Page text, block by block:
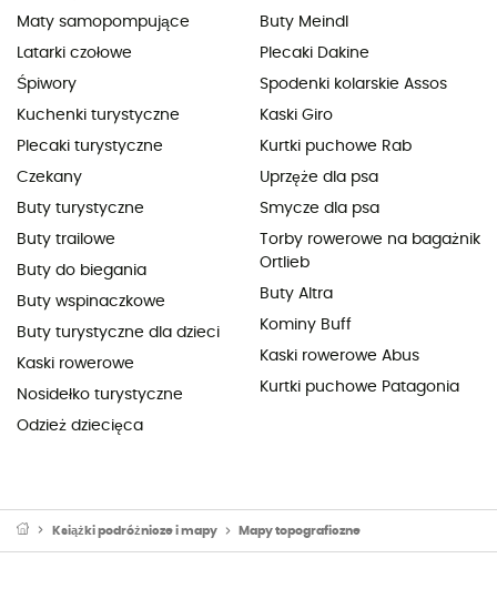
Maty samopompujące
Latarki czołowe
Śpiwory
Kuchenki turystyczne
Plecaki turystyczne
Czekany
Buty turystyczne
Buty trailowe
Buty do biegania
Buty wspinaczkowe
Buty turystyczne dla dzieci
Kaski rowerowe
Nosidełko turystyczne
Odzież dziecięca
Buty Meindl
Plecaki Dakine
Spodenki kolarskie Assos
Kaski Giro
Kurtki puchowe Rab
Uprzęże dla psa
Smycze dla psa
Torby rowerowe na bagażnik
Ortlieb
Buty Altra
Kominy Buff
Kaski rowerowe Abus
Kurtki puchowe Patagonia
Książki podróżnicze i mapy Mapy topograficzne